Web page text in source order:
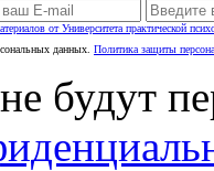
от Университета практической
данных. Политика защиты
будут